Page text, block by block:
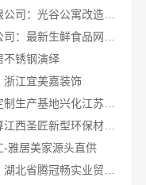
同城快装（湖北）科技有限公司：光谷公寓改造极简风科技家装
不锈钢演绎
浙江宜美嘉装饰
江苏东钢厂家全屋不锈钢定制生产基地兴化江苏东钢金属科技有限公司
本地好用室内装修费用预算江西圣匠新型环保材料有限公司
-雅居美家源头直供